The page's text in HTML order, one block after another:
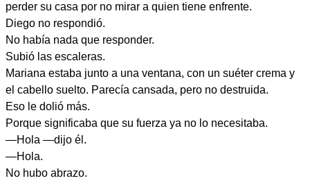
perder su casa por no mirar a quien tiene enfrente.
Diego no respondió.
No había nada que responder.
Subió las escaleras.
Mariana estaba junto a una ventana, con un suéter crema y
el cabello suelto. Parecía cansada, pero no destruida.
Eso le dolió más.
Porque significaba que su fuerza ya no lo necesitaba.
—Hola —dijo él.
—Hola.
No hubo abrazo.